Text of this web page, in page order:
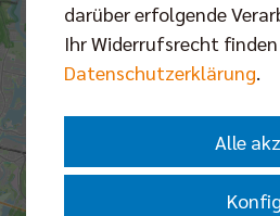
Bundesliga |
Playoff-Halbfinale
| Spiel 3
Livestream|
darüber erfolgende
Ihr Widerrufsrecht finden
Datenschutzerklärung.
Alle